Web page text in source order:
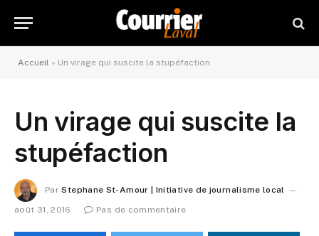
Accueil » Un virage qui suscite la stupéfaction
Un virage qui suscite la
stupéfaction
Par Stephane St-Amour | Initiative de journalisme local
août 31, 2016
Pas de commentaire